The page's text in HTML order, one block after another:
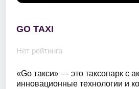
GO TAXI
Нет рейтинга
«Go такси» — это таксопарк с
инновационные технологии и